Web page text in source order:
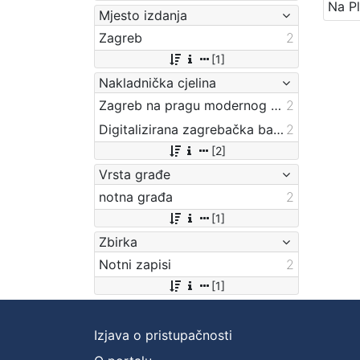
Mjesto izdanja
Zagreb
2
[1]
Nakladnička cjelina
Zagreb na pragu modernog doba 2
Digitalizirana zagrebačka baština 2
[2]
Vrsta građe
notna građa
2
[1]
Zbirka
Notni zapisi
2
[1]
Izjava o pristupačnosti